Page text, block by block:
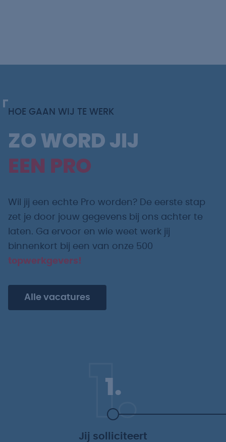
HOE GAAN WIJ TE WERK
ZO WORD JIJ
EEN PRO
Wil jij een echte Pro worden? De eerste stap
zet je door jouw gegevens bij ons achter te
laten. Ga ervoor en wie weet werk jij
binnenkort bij een van onze 500
topwerkgevers!
Alle vacatures
1.
1.
Jij solliciteert